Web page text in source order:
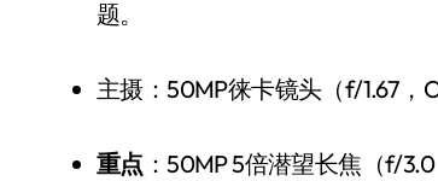
题。
主摄：50MP徕卡镜头（f/1.67，
重点 ：50MP 5倍潜望长焦（f/